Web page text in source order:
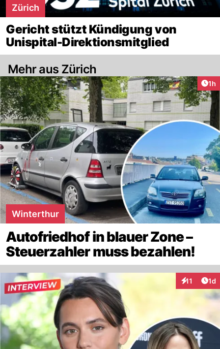
Zürich
Gericht stützt Kündigung von
Unispital-Direktionsmitglied
Mehr aus Zürich
1h
Winterthur
Autofriedhof in blauer Zone –
Steuerzahler muss bezahlen!
11 1d